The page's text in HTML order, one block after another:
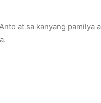
at sa kanyang pamilya